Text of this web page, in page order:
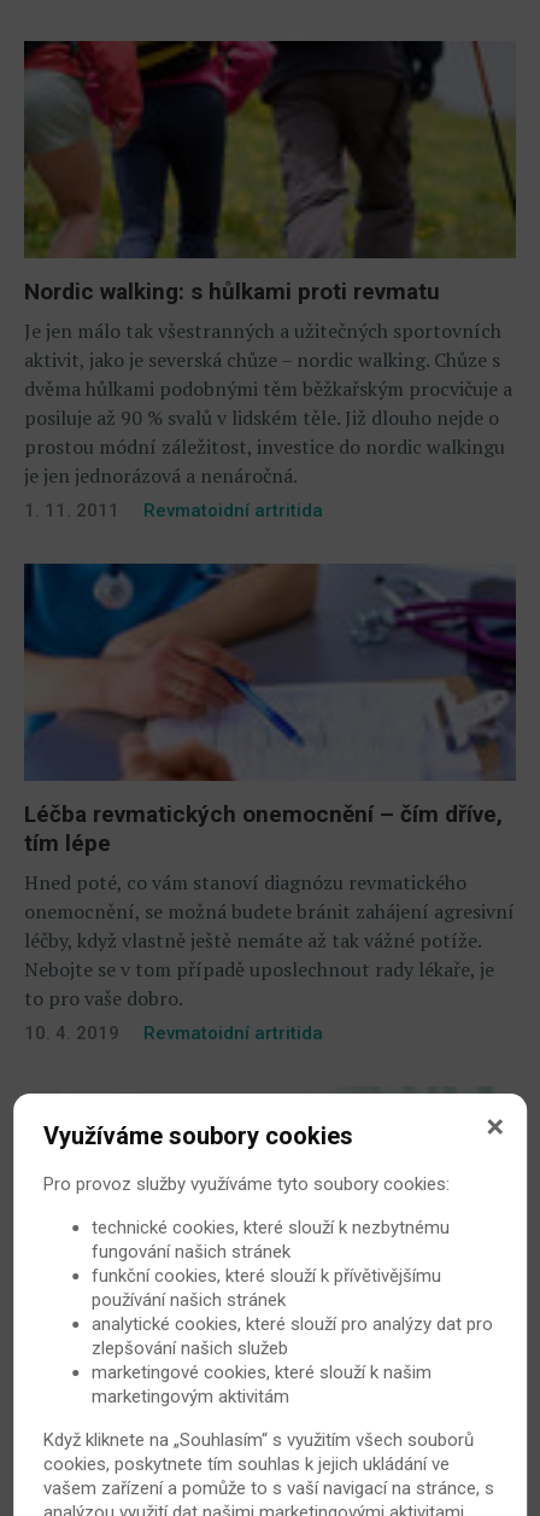
Nordic walking: s hůlkami proti revmatu
Je jen málo tak všestranných a užitečných sportovních
aktivit, jako je severská chůze – nordic walking. Chůze s
dvěma hůlkami podobnými těm běžkařským procvičuje a
posiluje až 90 % svalů v lidském těle. Již dlouho nejde o
prostou módní záležitost, investice do nordic walkingu
je jen jednorázová a nenáročná.
1. 11. 2011 Revmatoidní artritida
Léčba revmatických onemocnění – čím dříve,
tím lépe
Hned poté, co vám stanoví diagnózu revmatického
onemocnění, se možná budete bránit zahájení agresivní
léčby, když vlastně ještě nemáte až tak vážné potíže.
Nebojte se v tom případě uposlechnout rady lékaře, je
to pro vaše dobro.
10. 4. 2019 Revmatoidní artritida
Dospívání a artritida: tipy, jak zvládnout nemoc
i pubertu
Mezilidské vztahy jsou komplikované. Začlenit se do
kolektivu v období puberty nebývá snadné. Pokud jde o
jedince trpícího nějakou chorobou, může to být ještě
těžší. Přinášíme pár tipů, jak situaci zvládnout ve
Využíváme soubory cookies
Pro provoz služby využíváme tyto soubory cookies:
technické cookies, které slouží k nezbytnému
fungování našich stránek
funkční cookies, které slouží k přívětivějšímu
používání našich stránek
analytické cookies, které slouží pro analýzy dat pro
zlepšování našich služeb
marketingové cookies, které slouží k našim
marketingovým aktivitám
Když kliknete na „Souhlasím“ s využitím všech souborů
cookies, poskytnete tím souhlas k jejich ukládání ve
vašem zařízení a pomůže to s vaší navigací na stránce, s